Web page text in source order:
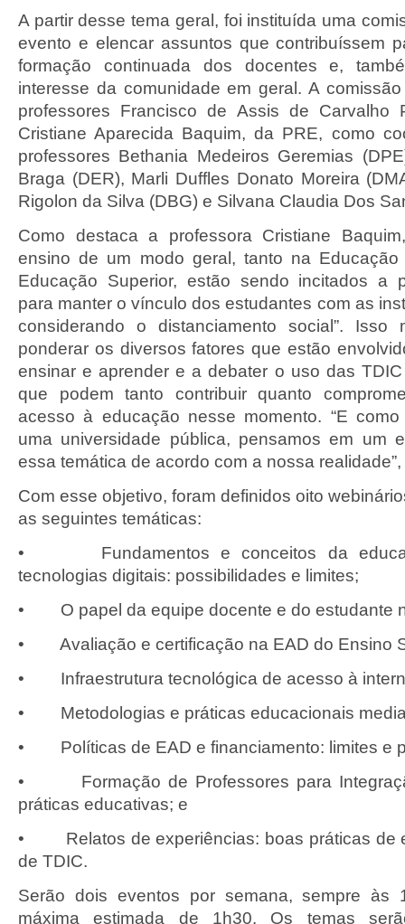
A partir desse tema geral, foi instituída uma
evento e elencar assuntos que contribuíssem
formação continuada dos docentes e,
interesse da comunidade em geral. A
professores Francisco de Assis de Carvalho
Cristiane Aparecida Baquim, da PRE, como
professores Bethania Medeiros Geremias
Braga (DER), Marli Duffles Donato Moreira
Rigolon da Silva (DBG) e Silvana Claudia Dos
Como destaca a professora Cristiane
ensino de um modo geral, tanto na
Educação Superior, estão sendo incitados a
para manter o vínculo dos estudantes com as
considerando o distanciamento social”.
ponderar os diversos fatores que estão
ensinar e aprender e a debater o uso das
que podem tanto contribuir quanto
acesso à educação nesse momento. “E
uma universidade pública, pensamos em um
essa temática de acordo com a nossa
Com esse objetivo, foram definidos oito
as seguintes temáticas:
• Fundamentos e conceitos da
tecnologias digitais: possibilidades e limites;
• O papel da equipe docente e do estudante
• Avaliação e certificação na EAD do Ensino
• Infraestrutura tecnológica de acesso à
• Metodologias e práticas educacionais
• Políticas de EAD e financiamento: limites e
• Formação de Professores para
práticas educativas; e
• Relatos de experiências: boas práticas de
de TDIC.
Serão dois eventos por semana, sempre às
máxima estimada de 1h30. Os temas